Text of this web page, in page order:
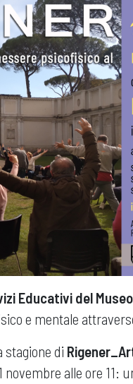
Educativi del Museo
e mentale
stagione di
novembre alle ore 11: